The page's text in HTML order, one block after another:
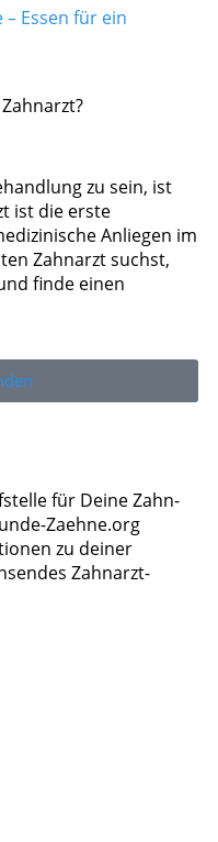
Essen für ein
zu sein, ist
ist die erste
Anliegen im
Zahnarzt suchst,
finde einen
für Deine Zahn-
Zaehne.org
zu deiner
Zahnarzt-